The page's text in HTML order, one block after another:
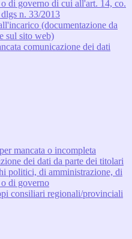
di governo di cui all'art. 14, co.
n. 33/2013
(documentazione da
sul sito web)
comunicazione dei dati
mancata o incompleta
dei dati da parte dei titolari
politici, di amministrazione, di
di governo
consiliari regionali/provinciali